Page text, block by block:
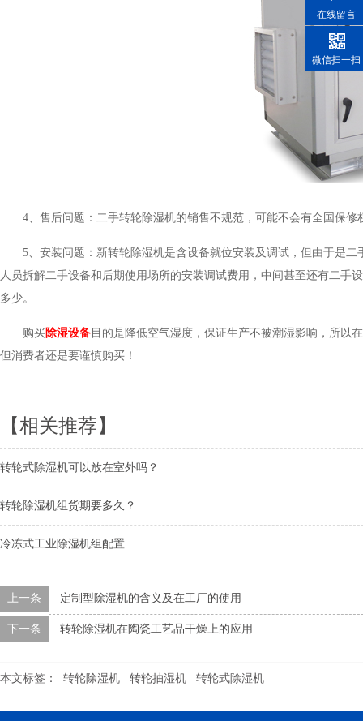
4、售后问题：二手转轮除湿机的销售不规范，可能不会有全国
5、安装问题：新转轮除湿机是含设备就位安装及调试，但由
人员拆解二手设备和后期使用场所的安装调试费用，中间甚至还有二手
多少。
购买除湿设备 目的是降低空气湿度，保证生产不被潮湿影响，所以
但消费者还是要谨慎购买！
【相关推荐】
转轮式除湿机可以放在室外吗？
转轮除湿机组货期要多久？
冷冻式工业除湿机组配置
上一条 定制型除湿机的含义及在工厂的使用
下一条 转轮除湿机在陶瓷工艺品干燥上的应用
本文标签： 转轮除湿机 转轮抽湿机 转轮式除湿机
在线留言
微信扫一扫